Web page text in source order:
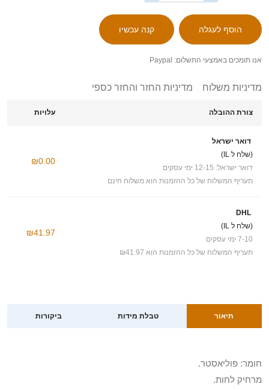
אנו תומכים באמצעי התשלום: Paypal
מדיניות משלוח מדיניות החזר והחזר כספי
צורת ההובלה עלויות
דואר ישראל
(שלח ל IL)
דואר ישראל: 12-15 ימי עסקים
תעריף המשלוח של כל ההזמנות הוא משלוח חינם
₪0.00
DHL
(שלח ל IL)
7-10 ימי עסקים
תעריף המשלוח של כל ההזמנות הוא ₪41.97
₪41.97
תיאור טבלת מידות ביקורות
חומר: פוליאסטר.
מרחיק לחות.